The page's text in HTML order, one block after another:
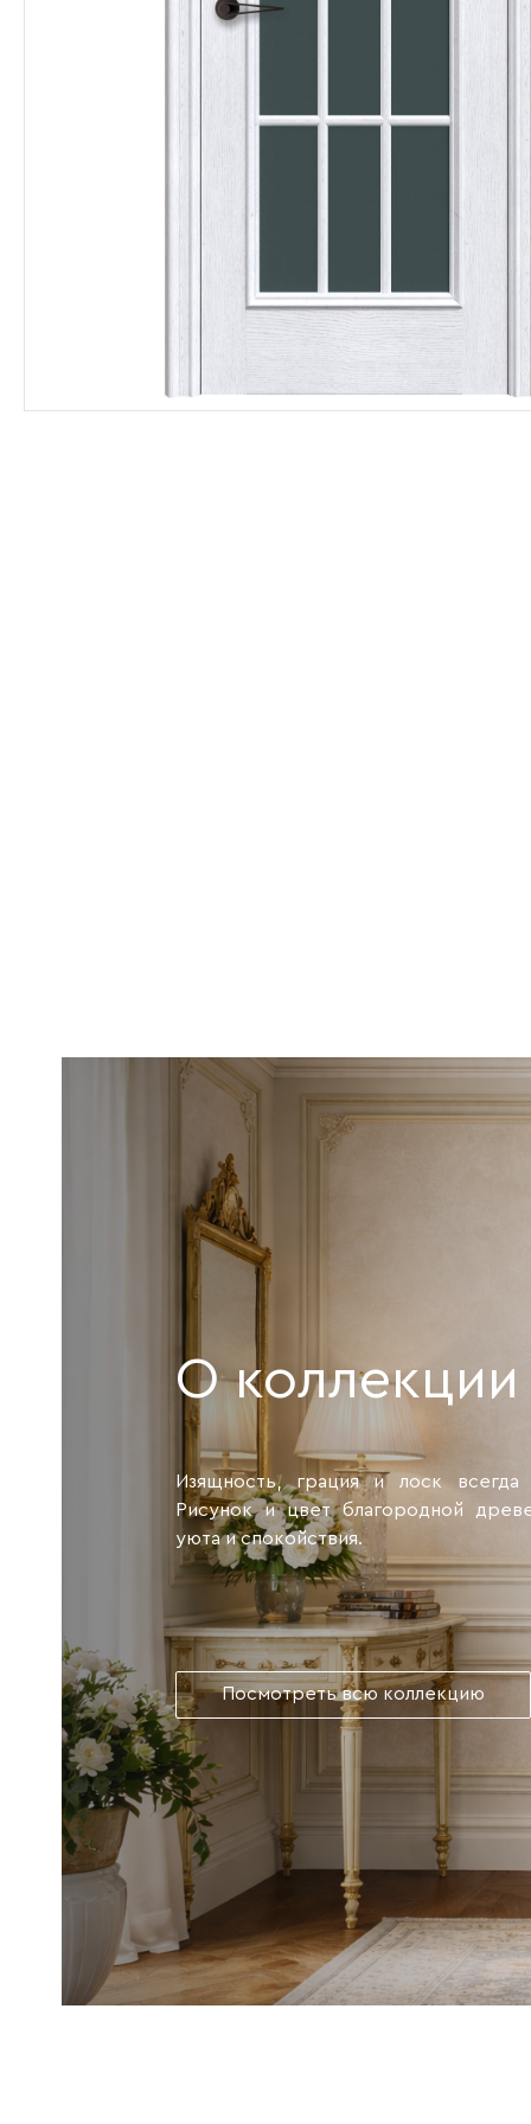
О коллекции
Изящность, грация и лоск всегда
Рисунок и цвет благородной
уюта и спокойствия.
Посмотреть всю коллекцию